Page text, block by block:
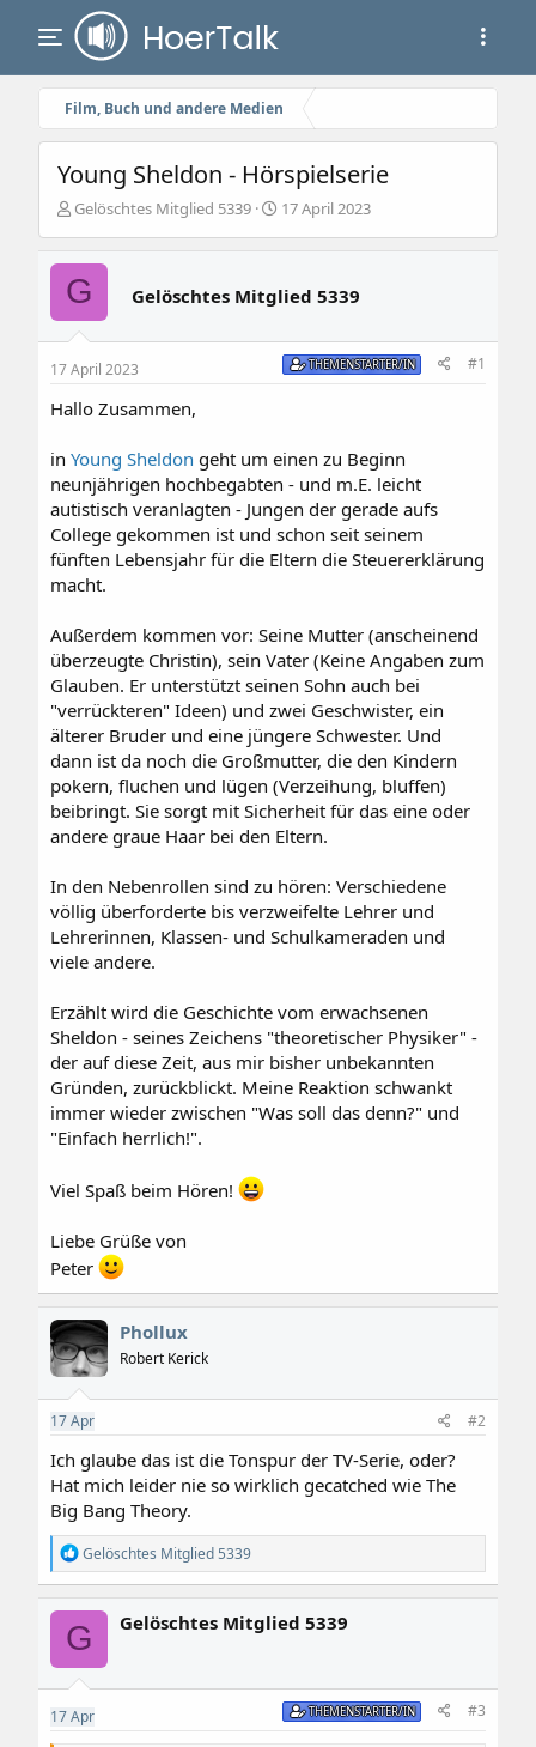
Film, Buch und andere Medien
Young Sheldon - Hörspielserie
E
s
e
r
Gelöschtes Mitglied 5339
E
s
e
t
a
17 April 2023
G Gelöschtes Mitglied 5339
17 April 2023 THEMENSTARTER/IN #1
Hallo Zusammen,
inYoung Sheldon geht um einen zu Beginn
neunjährigen hochbegabten - und m.E. leicht
autistisch veranlagten - Jungen der gerade aufs
College gekommen ist und schon seit seinem
fünften Lebensjahr für die Eltern die Steuererklärung
macht.
Außerdem kommen vor: Seine Mutter (anscheinend
überzeugte Christin), sein Vater (Keine Angaben zum
Glauben. Er unterstützt seinen Sohn auch bei
"verrückteren" Ideen) und zwei Geschwister, ein
älterer Bruder und eine jüngere Schwester. Und
dann ist da noch die Großmutter, die den Kindern
pokern, fluchen und lügen (Verzeihung, bluffen)
beibringt. Sie sorgt mit Sicherheit für das eine oder
andere graue Haar bei den Eltern.
In den Nebenrollen sind zu hören: Verschiedene
völlig überforderte bis verzweifelte Lehrer und
Lehrerinnen, Klassen- und Schulkameraden und
viele andere.
Erzählt wird die Geschichte vom erwachsenen
Sheldon - seines Zeichens "theoretischer Physiker" -
der auf diese Zeit, aus mir bisher unbekannten
Gründen, zurückblickt. Meine Reaktion schwankt
immer wieder zwischen "Was soll das denn?" und
"Einfach herrlich!".
Viel Spaß beim Hören!
Liebe Grüße von
Peter
Phollux
Robert Kerick
17 Apr #2
Ich glaube das ist die Tonspur der TV-Serie, oder?
Hat mich leider nie so wirklich gecatched wie The
Big Bang Theory.
R
e
a
k
t
i
o
n
n
Gelöschtes Mitglied 5339
G Gelöschtes Mitglied 5339
17 Apr THEMENSTARTER/IN #3